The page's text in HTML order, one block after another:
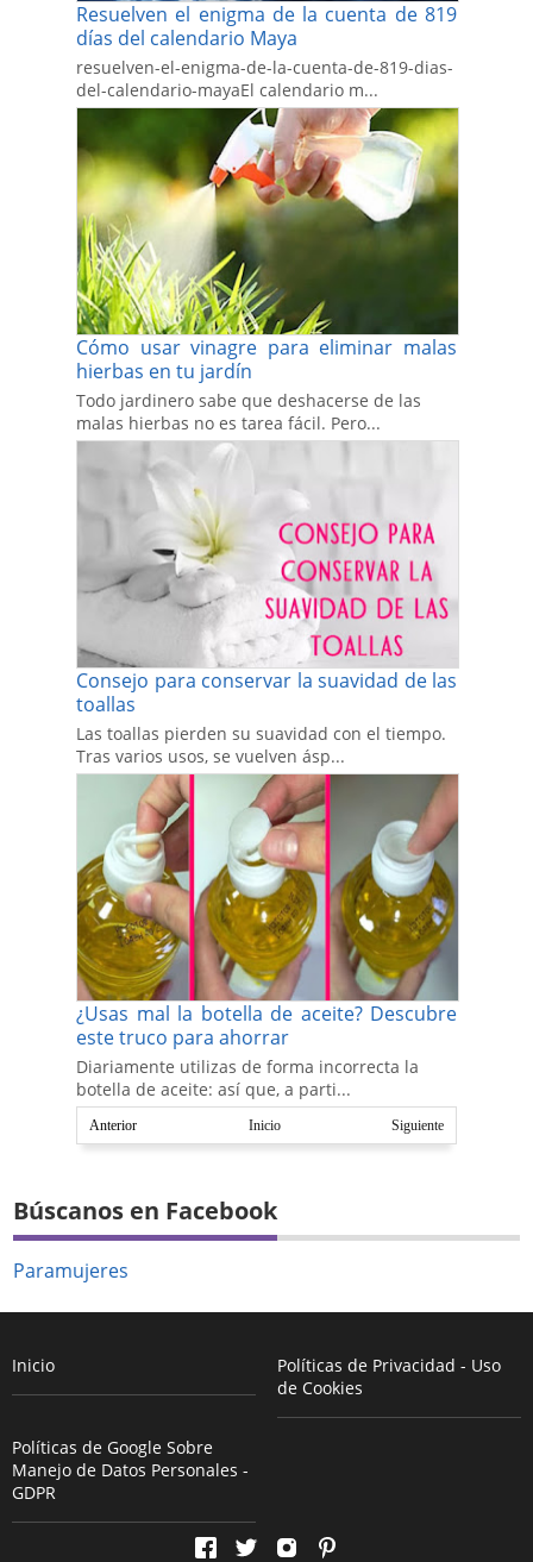
Resuelven el enigma de la cuenta de 819
días del calendario Maya
resuelven-el-enigma-de-la-cuenta-de-819-dias-
del-calendario-mayaEl calendario m...
Cómo usar vinagre para eliminar malas
hierbas en tu jardín
Todo jardinero sabe que deshacerse de las
malas hierbas no es tarea fácil. Pero...
Consejo para conservar la suavidad de las
toallas
Las toallas pierden su suavidad con el tiempo.
Tras varios usos, se vuelven ásp...
¿Usas mal la botella de aceite? Descubre
este truco para ahorrar
Diariamente utilizas de forma incorrecta la
botella de aceite: así que, a parti...
Anterior Siguiente
Inicio
Búscanos en Facebook
Paramujeres
Inicio
Políticas de Privacidad - Uso
de Cookies
Políticas de Google Sobre
Manejo de Datos Personales -
GDPR